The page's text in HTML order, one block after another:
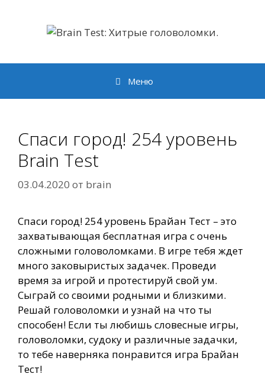
содержимому
Меню
Спаси город! 254 уровень
Brain Test
03.04.2020 от brain
Спаси город! 254 уровень Брайан Тест – это
захватывающая бесплатная игра с очень
сложными головоломками. В игре тебя ждет
много заковыристых задачек. Проведи
время за игрой и протестируй свой ум.
Сыграй со своими родными и близкими.
Решай головоломки и узнай на что ты
способен! Если ты любишь словесные игры,
головоломки, судоку и различные задачки,
то тебе наверняка понравится игра Брайан
Тест!